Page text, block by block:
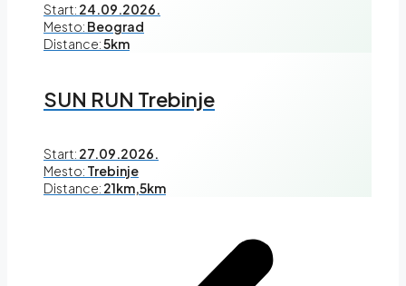
Start: 24.09.2026.
Mesto: Beograd
Distance:5km
SUN RUN Trebinje
Start: 27.09.2026.
Mesto: Trebinje
Distance: 21km,5km